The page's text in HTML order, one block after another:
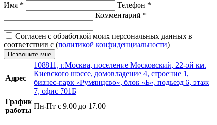
Имя * Телефон *
Комментарий *
Согласен с обработкой моих персональных данных в
соответствии с (политикой конфиденциальности)
Позвоните мне
Адрес
108811, г.Москва, поселение Московский, 22-ой км.
Киевского шоссе, домовладение 4, строение 1,
бизнес-парк «Румянцево», блок «Б», подъезд 6, этаж
7, офис 701Б
График
работы
Пн-Пт с 9.00 до 17.00